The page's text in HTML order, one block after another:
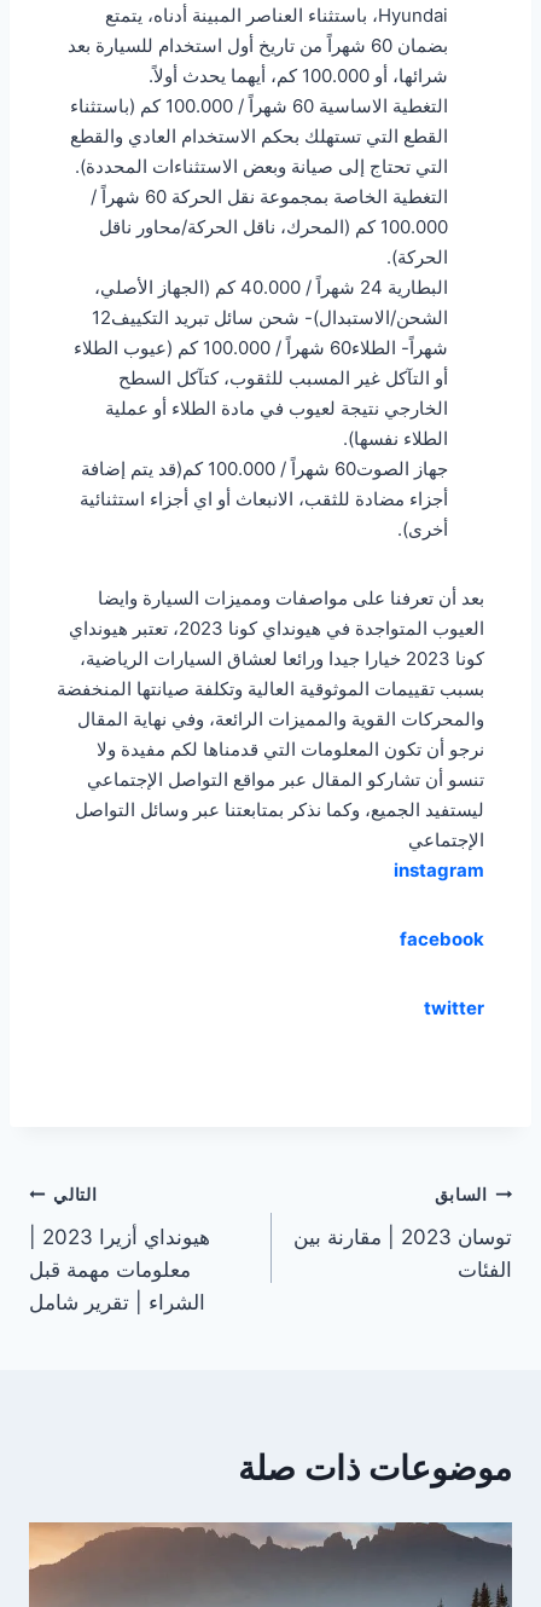
Hyundai، باستثناء العناصر المبينة أدناه، يتمتع
بضمان 60 شهراً من تاريخ أول استخدام للسيارة بعد
شرائها، أو 100.000 كم، أيهما يحدث أولاً.
التغطية الاساسية 60 شهراً / 100.000 كم (باستثناء
القطع التي تستهلك بحكم الاستخدام العادي والقطع
التي تحتاج إلى صيانة وبعض الاستثناءات المحددة).
التغطية الخاصة بمجموعة نقل الحركة 60 شهراً /
100.000 كم (المحرك، ناقل الحركة/محاور ناقل
الحركة).
البطارية 24 شهراً / 40.000 كم (الجهاز الأصلي،
الشحن/الاستبدال)- شحن سائل تبريد التكييف12
شهراً- الطلاء60 شهراً / 100.000 كم (عيوب الطلاء
أو التآكل غير المسبب للثقوب، كتآكل السطح
الخارجي نتيجة لعيوب في مادة الطلاء أو عملية
الطلاء نفسها).
جهاز الصوت60 شهراً / 100.000 كم(قد يتم إضافة
أجزاء مضادة للثقب، الانبعاث أو اي أجزاء استثنائية
أخرى).
بعد أن تعرفنا على مواصفات ومميزات السيارة وايضا
العيوب المتواجدة في هيونداي كونا 2023، تعتبر هيونداي
كونا 2023 خيارا جيدا ورائعا لعشاق السيارات الرياضية،
بسبب تقييمات الموثوقية العالية وتكلفة صيانتها المنخفضة
والمحركات القوية والمميزات الرائعة، وفي نهاية المقال
نرجو أن تكون المعلومات التي قدمناها لكم مفيدة ولا
تنسو أن تشاركو المقال عبر مواقع التواصل الإجتماعي
ليستفيد الجميع، وكما نذكر بمتابعتنا عبر وسائل التواصل
الإجتماعي
instagram
facebook
twitter
تصفّح
المقالات
السابق
توسان 2023 | مقارنة بين
الفئات
التالي
معلومات مهمة قبل
الشراء | تقرير شامل
موضوعات ذات صلة